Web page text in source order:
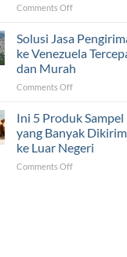
UMKM
Pengiriman
Luar
Negeri
Comments Offon
Mitos
dan
Fakta
dalam
Mengirim
ke
Negeri
Solusi Jasa
ke Venezuela
dan Murah
Comments Offon
Jasa
Pengiriman
ke
Venezuela
Tercepat
Ini 5 Produk Sampel
yang Banyak Dikirim
ke Luar Negeri
Comments Offon